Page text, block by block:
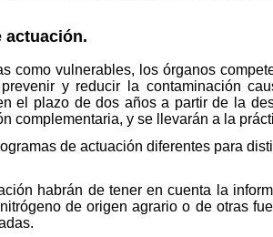
actuación.
como vulnerables, los órganos
y reducir la contaminación
el plazo de dos años a partir de la
complementaria, y se llevarán a la
de actuación diferentes para
habrán de tener en cuenta la
de origen agrario o de otras